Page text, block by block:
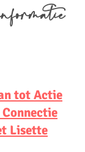
tot Actie
Lisette